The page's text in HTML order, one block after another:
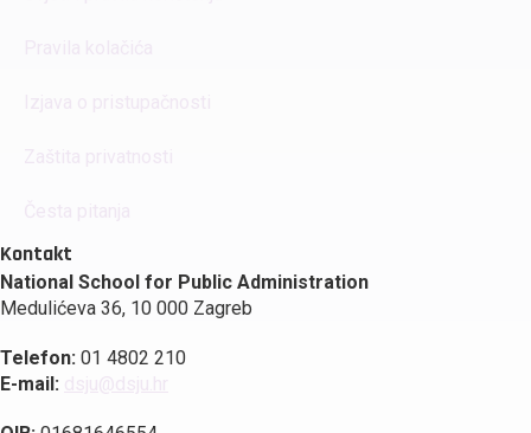
Kontakt
National School for Public Administration
Medulićeva 36, 10 000 Zagreb
Telefon: 01 4802 210
E-mail: